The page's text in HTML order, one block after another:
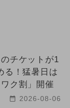
チケットが1
る！猛暑日は
ク割」開催
2026-08-06